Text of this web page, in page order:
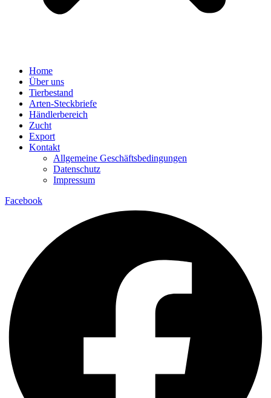
Home
Über uns
Tierbestand
Arten-Steckbriefe
Händlerbereich
Zucht
Export
Kontakt
Allgemeine Geschäftsbedingungen
Datenschutz
Impressum
Facebook